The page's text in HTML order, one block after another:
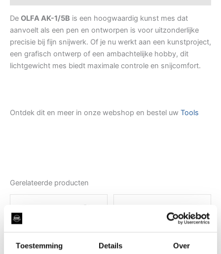
Toestemming Details Over
De OLFA AK-1/5B is een hoogwaardig kunst mes dat
aanvoelt als een pen en ontworpen is voor uitzonderlijke
precisie bij fijn snijwerk. Of je nu werkt aan een kunstproject,
een grafisch ontwerp of een ambachtelijke hobby, dit
lichtgewicht mes biedt maximale controle en snijcomfort.
Ontdek dit en meer in onze webshop en bestel uw Tools
Gerelateerde producten